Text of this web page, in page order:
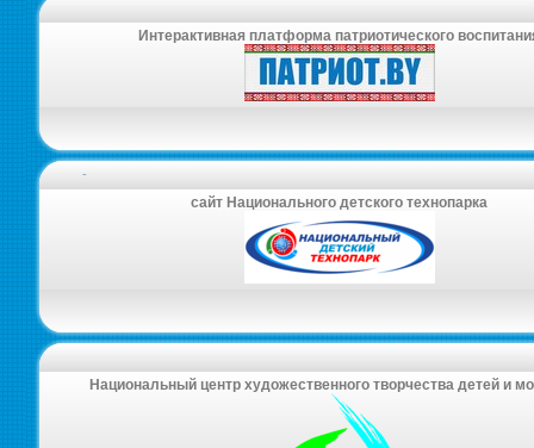
Интерактивная платформа патриотического
-
сайт Национального детского технопарка
Национальный центр художественного творчества детей и